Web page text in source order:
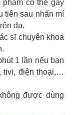
phẩm có thể gây
tiên sau nhấn mí
da.
sĩ chuyên khoa
1 lần nếu bạn
tivi, điện thoại,…
được dùng